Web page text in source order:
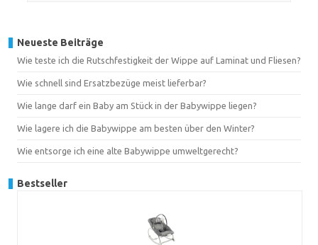
Neueste Beiträge
Wie teste ich die Rutschfestigkeit der Wippe auf Laminat und Fliesen?
Wie schnell sind Ersatzbezüge meist lieferbar?
Wie lange darf ein Baby am Stück in der Babywippe liegen?
Wie lagere ich die Babywippe am besten über den Winter?
Wie entsorge ich eine alte Babywippe umweltgerecht?
Bestseller